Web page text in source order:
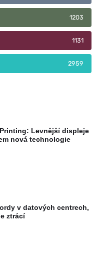
1203
1131
2959
Levnější displeje
nová technologie
v datových centrech,
ztrácí